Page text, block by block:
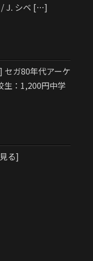
/ J. シベ […]
セガ80年代アーケ
：1,200円中学
る]